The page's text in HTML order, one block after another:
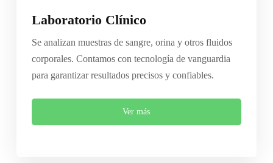
Laboratorio Clínico
Se analizan muestras de sangre, orina y otros fluidos
corporales. Contamos con tecnología de vanguardia
para garantizar resultados precisos y confiables.
Ver más